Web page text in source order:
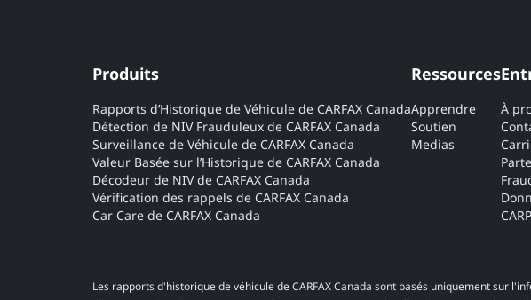
Produits
Rapports d’Historique de Véhicule de CARFAX Canada
Détection de NIV Frauduleux de CARFAX Canada
Surveillance de Véhicule de CARFAX Canada
Valeur Basée sur l’Historique de CARFAX Canada
Décodeur de NIV de CARFAX Canada
Vérification des rappels de CARFAX Canada
Car Care de CARFAX Canada
Ressources
Apprendre
Soutien
Medias
À
Les rapports d'historique de véhicule de CARFAX Canada sont basés uniquement sur